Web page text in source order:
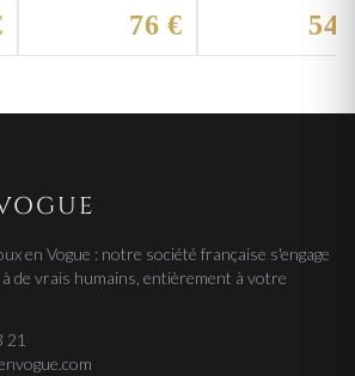
76 € 54
en Vogue : notre société française s'engage
de vrais humains, entièrement à votre
21